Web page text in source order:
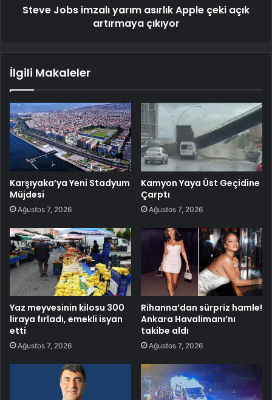
Steve Jobs imzalı yarım asırlık Apple çeki açık
artırmaya çıkıyor
İlgili Makaleler
Karşıyaka’ya Yeni Stadyum
Müjdesi
Ağustos 7, 2026
Kamyon Yaya Üst Geçidine
Çarptı
Ağustos 7, 2026
Yaz meyvesinin kilosu 300
liraya fırladı, emekli isyan
etti
Ağustos 7, 2026
Rihanna’dan sürpriz hamle!
Ankara Havalimanı’nı
takibe aldı
Ağustos 7, 2026